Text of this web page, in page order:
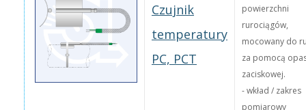
Czujnik
temperatury
PC, PCT
powierzchni
rurociągów,
mocowany do
za pomocą
zaciskowej.
- wkład / zakres
pomiarowy